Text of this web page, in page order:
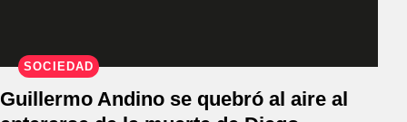
SOCIEDAD
Guillermo Andino se quebró al aire al